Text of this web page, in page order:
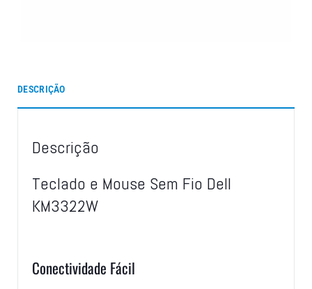
DESCRIÇÃO
Descrição
Teclado e Mouse Sem Fio Dell
KM3322W
Conectividade Fácil